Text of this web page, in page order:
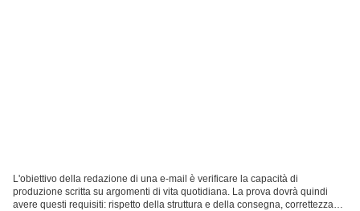
L'obiettivo della redazione di una e-mail è verificare la capacità di
produzione scritta su argomenti di vita quotidiana. La prova dovrà quindi
avere questi requisiti: rispetto della struttura e della consegna, correttezza